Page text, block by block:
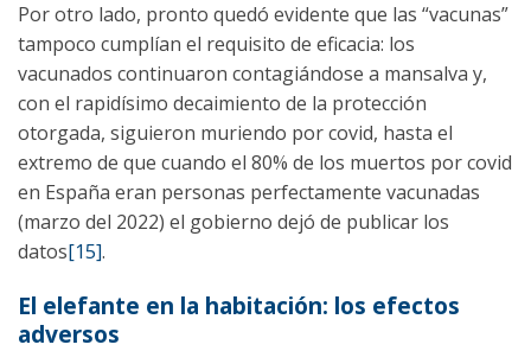
Por otro lado, pronto quedó evidente que las “vacunas”
tampoco cumplían el requisito de eficacia: los
vacunados continuaron contagiándose a mansalva y,
con el rapidísimo decaimiento de la protección
otorgada, siguieron muriendo por covid, hasta el
extremo de que cuando el 80% de los muertos por covid
en España eran personas perfectamente vacunadas
(marzo del 2022) el gobierno dejó de publicar los
datos[15].
El elefante en la habitación: los efectos
adversos